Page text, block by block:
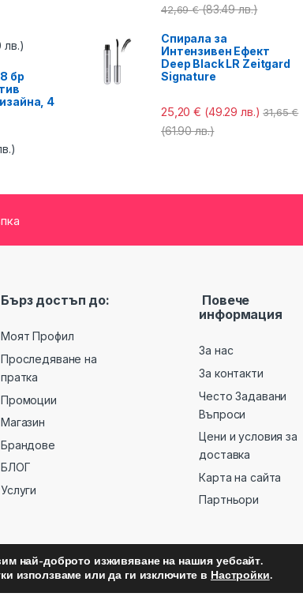
лв.)
бр
4
42,69€ (83.49 лв.)
Спирала за
Интензивен Ефект
Deep Black LR Zeitgard
Signature
25,20€ (49.29 лв.) 31,65€
(61.90 лв.)
Бърз достъп до:
Моят Профил
Проследяване на
пратка
Промоции
Магазин
Брандове
БЛОГ
Услуги
Повече
информация
За нас
За контакти
Често Задавани
Въпроси
Цени и условия за
доставка
Карта на сайта
Партньори
най-доброто изживяване на нашия уебсайт.
използваме или да ги изключите в Настройки.